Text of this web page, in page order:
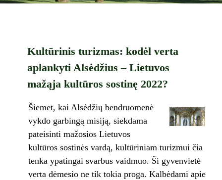
Kultūrinis turizmas: kodėl verta
aplankyti Alsėdžius – Lietuvos
mažąja kultūros sostinę 2022?
Šiemet, kai Alsėdžių bendruomenė
vykdo garbingą misiją, siekdama
pateisinti mažosios Lietuvos
kultūros sostinės vardą, kultūriniam turizmui čia
tenka ypatingai svarbus vaidmuo. Ši gyvenvietė
verta dėmesio ne tik tokia proga. Kalbėdami apie